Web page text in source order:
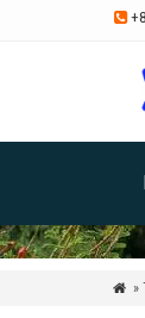

 »